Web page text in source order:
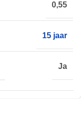
0,55
15 jaar
Ja